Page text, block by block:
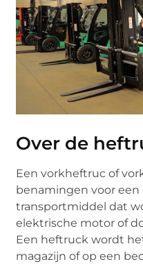
Over de
Een vorkheftruc of
benamingen voor
transportmiddel dat
elektrische motor of
Een heftruck wordt
magazijn of op een